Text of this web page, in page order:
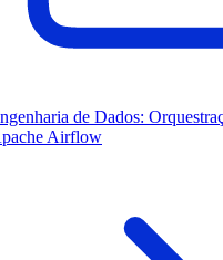
de Dados:
Airflow